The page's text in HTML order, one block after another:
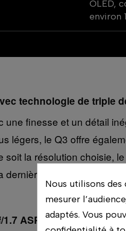
OLED,
environ
technologie de triple
une finesse et un détail
légers, le Q3 offre
soit la résolution choisie,
dernière génération du
ASPH. avec mode
Nous utilisons
mesurer
adaptés. Vous